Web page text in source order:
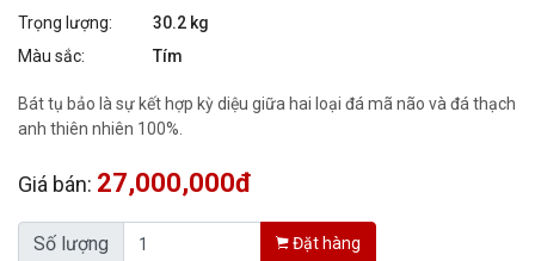
Trọng lượng:
30.2 kg
Màu sắc:
Tím
Bát tụ bảo là sự kết hợp kỳ diệu giữa hai loại đá mã não và đá thạch
anh thiên nhiên 100%.
Giá bán: 27,000,000đ
Số lượng Đặt hàng